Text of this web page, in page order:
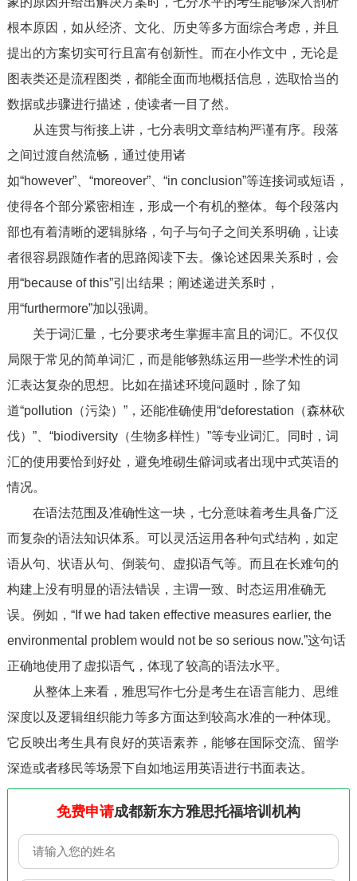
根本原因，如从经济、文化、历史等多方面综合考虑，并且
提出的方案切实可行且富有创新性。而在小作文中，无论是
图表类还是流程图类，都能全面而地概括信息，选取恰当的
数据或步骤进行描述，使读者一目了然。
从连贯与衔接上讲，七分表明文章结构严谨有序。段落
之间过渡自然流畅，通过使用诸
如“however”、“moreover”、“in conclusion”等连接词或短语，
使得各个部分紧密相连，形成一个有机的整体。每个段落内
部也有着清晰的逻辑脉络，句子与句子之间关系明确，让读
者很容易跟随作者的思路阅读下去。像论述因果关系时，会
用“because of this”引出结果；阐述递进关系时，
用“furthermore”加以强调。
关于词汇量，七分要求考生掌握丰富且的词汇。不仅仅
局限于常见的简单词汇，而是能够熟练运用一些学术性的词
汇表达复杂的思想。比如在描述环境问题时，除了知
道“pollution（污染）”，还能准确使用“deforestation（森林砍
伐）”、“biodiversity（生物多样性）”等专业词汇。同时，词
汇的使用要恰到好处，避免堆砌生僻词或者出现中式英语的
情况。
在语法范围及准确性这一块，七分意味着考生具备广泛
而复杂的语法知识体系。可以灵活运用各种句式结构，如定
语从句、状语从句、倒装句、虚拟语气等。而且在长难句的
构建上没有明显的语法错误，主谓一致、时态运用准确无
误。例如，“If we had taken effective measures earlier, the
environmental problem would not be so serious now.”这句话
正确地使用了虚拟语气，体现了较高的语法水平。
从整体上来看，雅思写作七分是考生在语言能力、思维
深度以及逻辑组织能力等多方面达到较高水准的一种体现。
它反映出考生具有良好的英语素养，能够在国际交流、留学
深造或者移民等场景下自如地运用英语进行书面表达。
免费申请成都新东方雅思托福培训机构